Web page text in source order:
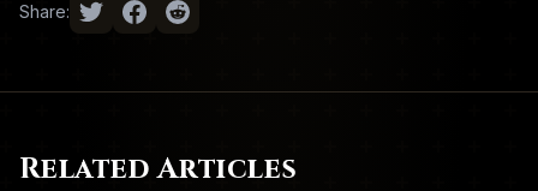
Share:
Related Articles